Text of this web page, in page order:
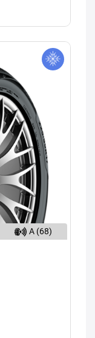
A (68)